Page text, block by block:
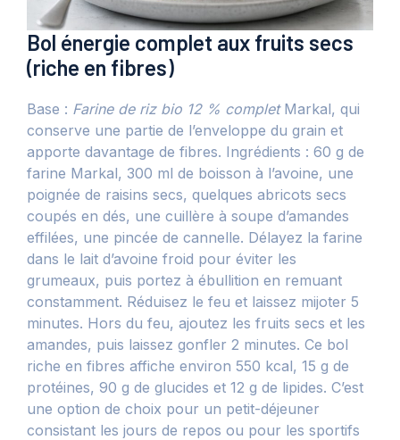
Bol énergie complet aux fruits secs
(riche en fibres)
Base : Farine de riz bio 12 % completMarkal, qui
conserve une partie de l’enveloppe du grain et
apporte davantage de fibres. Ingrédients : 60 g de
farine Markal, 300 ml de boisson à l’avoine, une
poignée de raisins secs, quelques abricots secs
coupés en dés, une cuillère à soupe d’amandes
effilées, une pincée de cannelle. Délayez la farine
dans le lait d’avoine froid pour éviter les
grumeaux, puis portez à ébullition en remuant
constamment. Réduisez le feu et laissez mijoter 5
minutes. Hors du feu, ajoutez les fruits secs et les
amandes, puis laissez gonfler 2 minutes. Ce bol
riche en fibres affiche environ 550 kcal, 15 g de
protéines, 90 g de glucides et 12 g de lipides. C’est
une option de choix pour un petit-déjeuner
consistant les jours de repos ou pour les sportifs